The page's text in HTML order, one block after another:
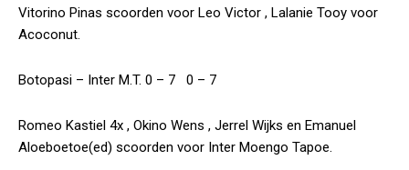
Vitorino Pinas scoorden voor Leo Victor , Lalanie Tooy voor
Acoconut.
Botopasi – Inter M.T. 0 – 7 0 – 7
Romeo Kastiel 4x , Okino Wens , Jerrel Wijks en Emanuel
Aloeboetoe(ed) scoorden voor Inter Moengo Tapoe.